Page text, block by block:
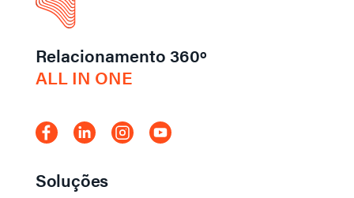
Relacionamento 360º
ALL IN ONE
Soluções